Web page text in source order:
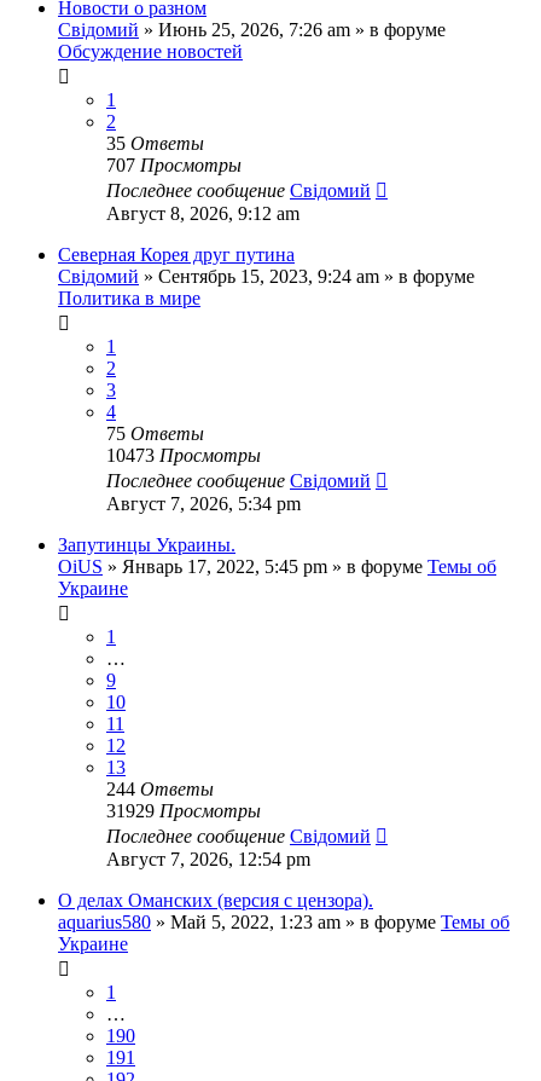
Новости о разном
Свідомий » Июнь 25, 2026, 7:26 am » в форуме
Обсуждение новостей
1
2
35 Ответы
707 Просмотры
Последнее сообщение Свідомий
Август 8, 2026, 9:12 am
Северная Корея друг путина
Свідомий » Сентябрь 15, 2023, 9:24 am » в форуме
Политика в мире
1
2
3
4
75 Ответы
10473 Просмотры
Последнее сообщение Свідомий
Август 7, 2026, 5:34 pm
Запутинцы Украины.
OiUS » Январь 17, 2022, 5:45 pm » в форуме Темы об
Украине
1
…
9
10
11
12
13
244 Ответы
31929 Просмотры
Последнее сообщение Свідомий
Август 7, 2026, 12:54 pm
О делах Оманских (версия с цензора).
aquarius580 » Май 5, 2022, 1:23 am » в форуме Темы об
Украине
1
…
190
191